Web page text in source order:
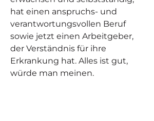
hat einen anspruchs- und
verantwortungsvollen Beruf
sowie jetzt einen Arbeitgeber,
der Verständnis für ihre
Erkrankung hat. Alles ist gut,
würde man meinen.